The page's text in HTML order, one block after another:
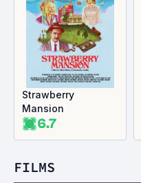
Strawberry
Mansion
6.7
FILMS